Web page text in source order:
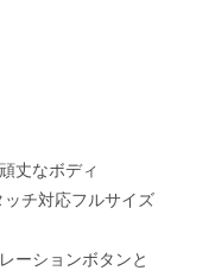
丈なボディ
チ対応フルサイズ
ーションボタンと